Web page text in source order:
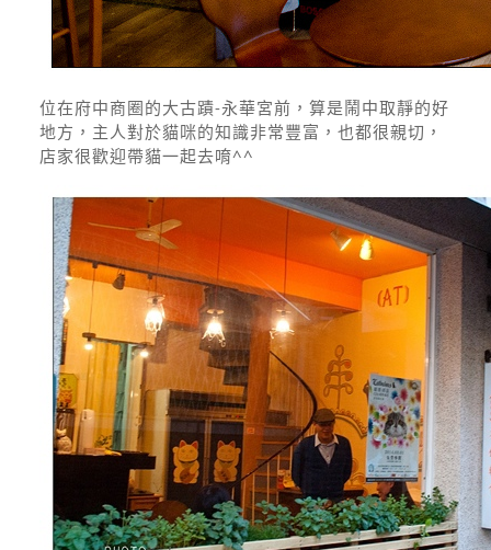
位在府中商圈的大古蹟-永華宮前，算是鬧中取靜的好
地方，主人對於貓咪的知識非常豐富，也都很親切，
店家很歡迎帶貓一起去唷^^